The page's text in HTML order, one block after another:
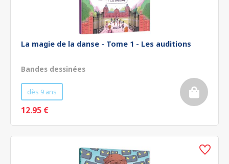
La magie de la danse - Tome 1 - Les auditions
Bandes dessinées
dès 9 ans
12.95 €